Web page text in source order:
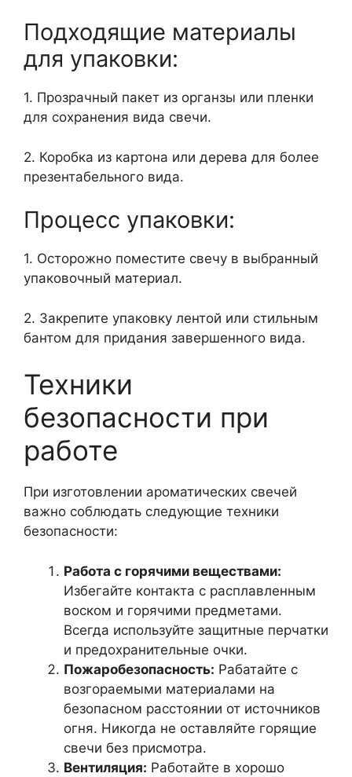
Подходящие материалы
для упаковки:
1. Прозрачный пакет из органзы или пленки
для сохранения вида свечи.
2. Коробка из картона или дерева для более
презентабельного вида.
Процесс упаковки:
1. Осторожно поместите свечу в выбранный
упаковочный материал.
2. Закрепите упаковку лентой или стильным
бантом для придания завершенного вида.
Техники
безопасности при
работе
При изготовлении ароматических свечей
важно соблюдать следующие техники
безопасности:
Работа с горячими веществами:
Избегайте контакта с расплавленным
воском и горячими предметами.
Всегда используйте защитные перчатки
и предохранительные очки.
Пожаробезопасность: Рабатайте с
возгораемыми материалами на
безопасном расстоянии от источников
огня. Никогда не оставляйте горящие
свечи без присмотра.
Вентиляция: Работайте в хорошо